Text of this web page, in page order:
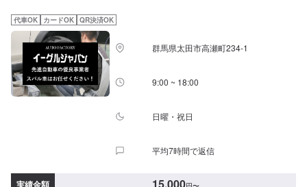
ります。常連さんから初めての方まで、ご来店を心からお待ちしておりま
す。--------------------------------------------------【1】オファーにてお問い合わせ
【2】お見積り【3】お見積りにご納得いただければ作業開始【4】仕上がり
次第納車《パーツの持ち込み》☑新品・中古パーツの持ち込みOK！オファー
の際、使用されるパーツのお写真や詳細などをお送りください。《代車につ
いて》お車をお預かりしている間、ご入用のお客様には代車を無料でご用意
しております。詳しくはお気軽にお問い合わせください。※ガソリン代はお客
代車OK カードOK QR決済OK
群馬県太田市高瀬町234-1
9:00 ~ 18:00
日曜・祝日
平均7時間で返信
実績金額